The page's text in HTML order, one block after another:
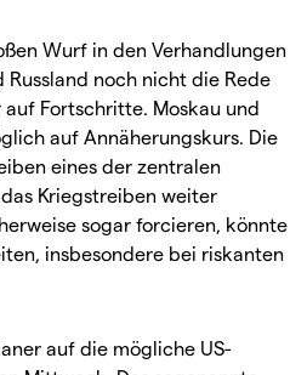
Wurf in den Verhandlungen
noch nicht die Rede
Fortschritte. Moskau und
auf Annäherungskurs. Die
eines der zentralen
Kriegstreiben weiter
sogar forcieren, könnte
insbesondere bei riskanten
auf die mögliche US-